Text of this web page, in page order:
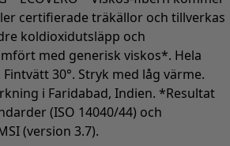
certifierade träkällor och tillverkas
koldioxidutsläpp och
med generisk viskos*. Hela
30°. Stryk med låg värme.
i Faridabad, Indien. *Resultat
(ISO 14040/44) och
(version 3.7).